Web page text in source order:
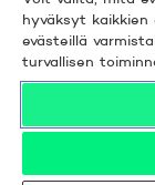
© 2026 POP
ESPOO
hyväksyt
evästeillä
turvallisen